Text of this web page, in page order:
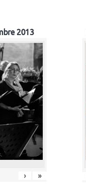
2013
› »